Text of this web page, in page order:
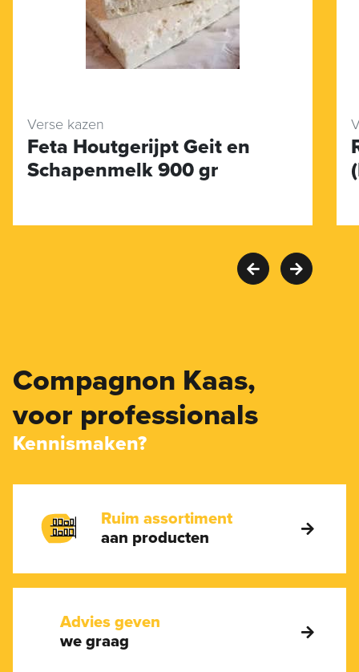
Verse kazen
Feta Houtgerijpt Geit en
Schapenmelk 900 gr
Compagnon Kaas,
voor professionals
Kennismaken?
Ruim assortiment
aan producten
Advies geven
we graag